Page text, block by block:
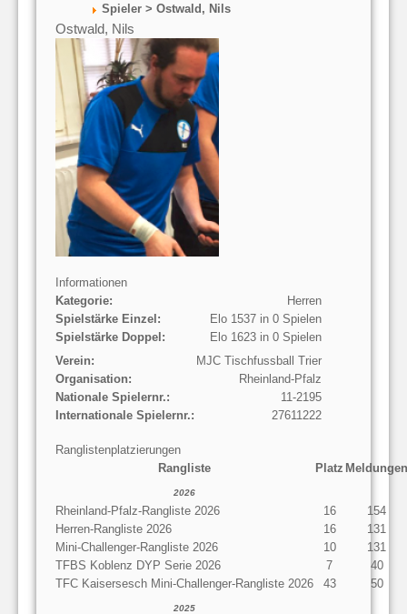
Spieler > Ostwald, Nils
Ostwald, Nils
Informationen
Kategorie:
Herren
Spielstärke Einzel:
Elo 1537 in 0 Spielen
Spielstärke Doppel:
Elo 1623 in 0 Spielen
Verein:
MJC Tischfussball Trier
Organisation:
Rheinland-Pfalz
Nationale Spielernr.:
11-2195
Internationale Spielernr.:
27611222
Ranglistenplatzierungen
Rangliste
Platz Meldungen
2026
Rheinland-Pfalz-Rangliste 2026 16
154
Herren-Rangliste 2026
16
131
Mini-Challenger-Rangliste 2026
10
131
TFBS Koblenz DYP Serie 2026
7
40
TFC Kaisersesch Mini-Challenger-Rangliste 2026
43 50
2025